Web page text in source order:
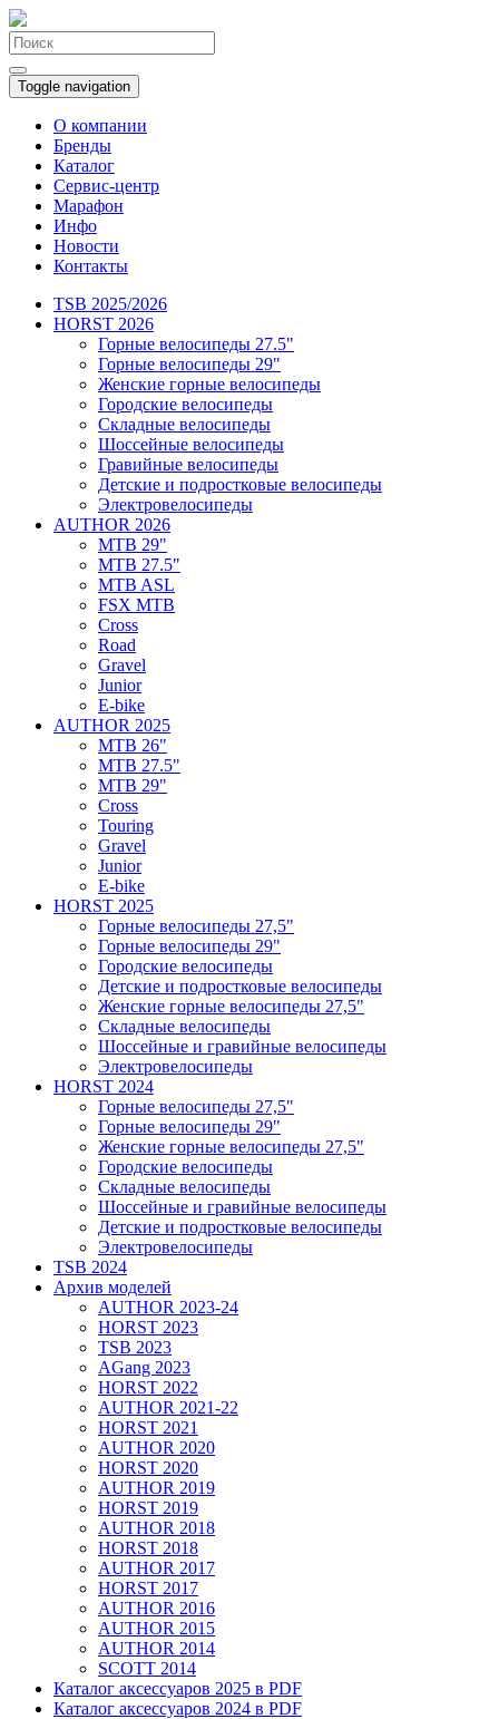
Toggle navigation
О компании
Бренды
Каталог
Сервис-центр
Марафон
Инфо
Новости
Контакты
TSB 2025/2026
HORST 2026
Горные велосипеды 27.5"
Горные велосипеды 29"
Женские горные велосипеды
Городские велосипеды
Складные велосипеды
Шоссейные велосипеды
Гравийные велосипеды
Детские и подростковые велосипеды
Электровелосипеды
AUTHOR 2026
MTB 29"
MTB 27.5"
MTB ASL
FSX MTB
Cross
Road
Gravel
Junior
E-bike
AUTHOR 2025
MTB 26"
MTB 27.5"
MTB 29"
Cross
Touring
Gravel
Junior
E-bike
HORST 2025
Горные велосипеды 27,5"
Горные велосипеды 29"
Городские велосипеды
Детские и подростковые велосипеды
Женские горные велосипеды 27,5"
Складные велосипеды
Шоссейные и гравийные велосипеды
Электровелосипеды
HORST 2024
Горные велосипеды 27,5"
Горные велосипеды 29"
Женские горные велосипеды 27,5"
Городские велосипеды
Складные велосипеды
Шоссейные и гравийные велосипеды
Детские и подростковые велосипеды
Электровелосипеды
TSB 2024
Архив моделей
AUTHOR 2023-24
HORST 2023
TSB 2023
AGang 2023
HORST 2022
AUTHOR 2021-22
HORST 2021
AUTHOR 2020
HORST 2020
AUTHOR 2019
HORST 2019
AUTHOR 2018
HORST 2018
AUTHOR 2017
HORST 2017
AUTHOR 2016
AUTHOR 2015
AUTHOR 2014
SCOTT 2014
Каталог аксессуаров 2025 в PDF
Каталог аксессуаров 2024 в PDF